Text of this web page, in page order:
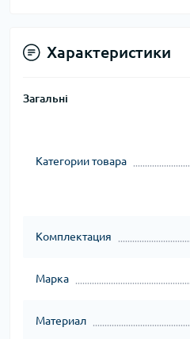
Характеристики
Загальні
Категории товара
Комплектация
Марка
Материал